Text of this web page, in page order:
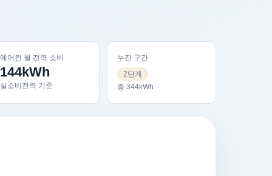
에어컨 월 전력 소비
144kWh
실소비전력 기준
누진 구간
2단계
총 344kWh